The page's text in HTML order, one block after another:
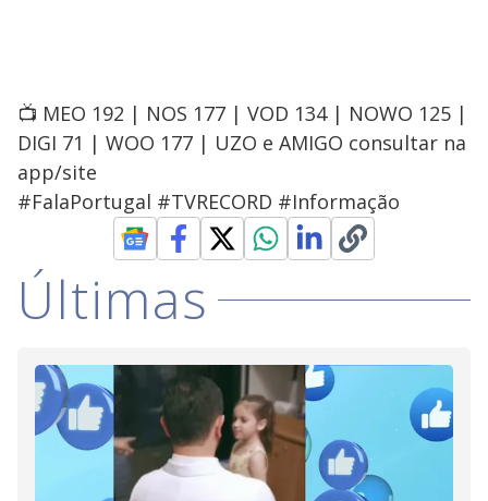
📺 MEO 192 | NOS 177 | VOD 134 | NOWO 125 |
DIGI 71 | WOO 177 | UZO e AMIGO consultar na
app/site
#FalaPortugal #TVRECORD #Informação
Últimas